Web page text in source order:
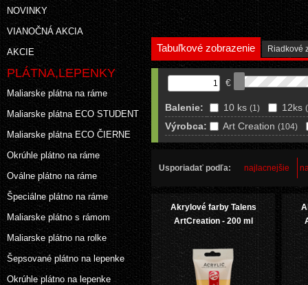
NOVINKY
VIANOČNÁ AKCIA
AKCIE
PLÁTNA,LEPENKY
Maliarske plátna na ráme
Maliarske plátna ECO STUDENT
Maliarske plátna ECO ČIERNE
Okrúhle plátno na ráme
Oválne plátno na ráme
Špeciálne plátno na ráme
Maliarske plátno s rámom
Maliarske plátno na rolke
Šepsované plátno na lepenke
Okrúhle plátno na lepenke
Tabuľkové zobrazenie Riadkové
€
Balenie: 10 ks (1) 12ks
Výrobca: Art Creation (104)
Usporiadať podľa: najlacnejšie
Akrylové farby Talens
ArtCreation - 200 ml